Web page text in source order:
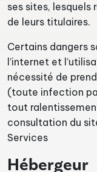
ses sites, lesquels
de leurs titulaires.
Certains dangers
l’internet et
nécessité de
(toute infection
tout
consultation du
Services
Hébergeur